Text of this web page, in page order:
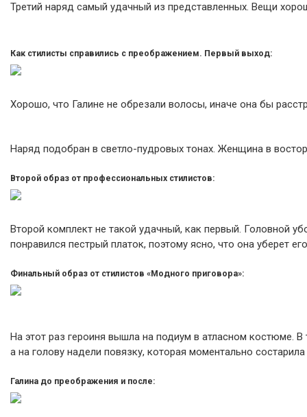
Третий наряд самый удачный из представленных. Вещи
Как стилисты справились с преображением. Первый выход:
Хорошо, что Галине не обрезали волосы, иначе она бы
Наряд подобран в светло-пудровых тонах. Женщина в
Второй образ от профессиональных стилистов:
Второй комплект не такой удачный, как первый. Головной
понравился пестрый платок, поэтому ясно, что она уберет
Финальный образ от стилистов «Модного приговора»:
На этот раз героиня вышла на подиум в атласном костюме.
а на голову надели повязку, которая моментально
Галина до преображения и после: